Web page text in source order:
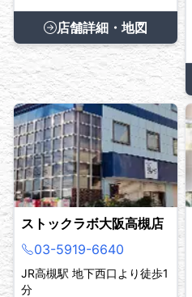
店舗詳細・地図
ストックラボ大阪高槻店
03-5919-6640
JR高槻駅 地下西口より徒歩1
分